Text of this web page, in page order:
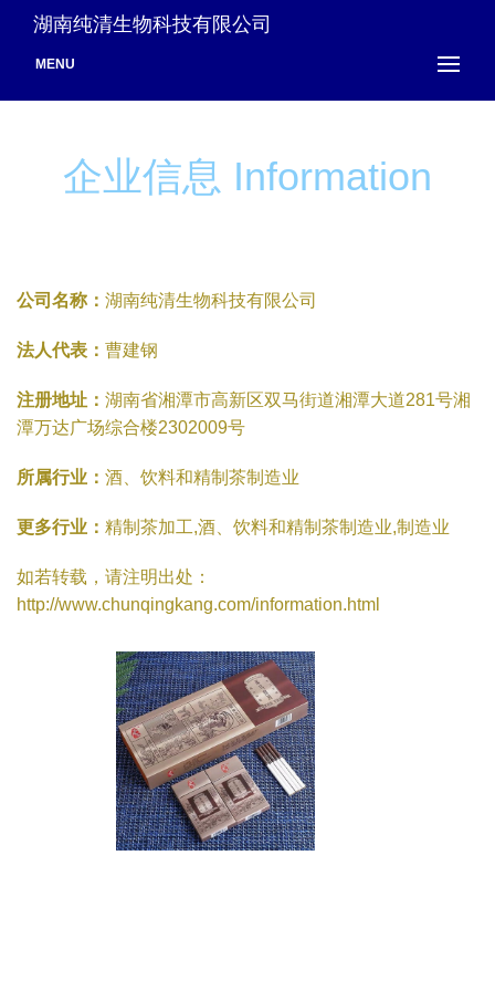
湖南纯清生物科技有限公司
MENU
企业信息 Information
公司名称： 湖南纯清生物科技有限公司
法人代表： 曹建钢
注册地址： 湖南省湘潭市高新区双马街道湘潭大道281号湘
潭万达广场综合楼2302009号
所属行业： 酒、饮料和精制茶制造业
更多行业： 精制茶加工,酒、饮料和精制茶制造业,制造业
如若转载，请注明出处：
http://www.chunqingkang.com/information.html